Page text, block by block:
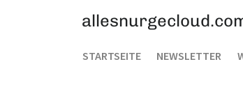
STARTSEITE NEWSLETTER